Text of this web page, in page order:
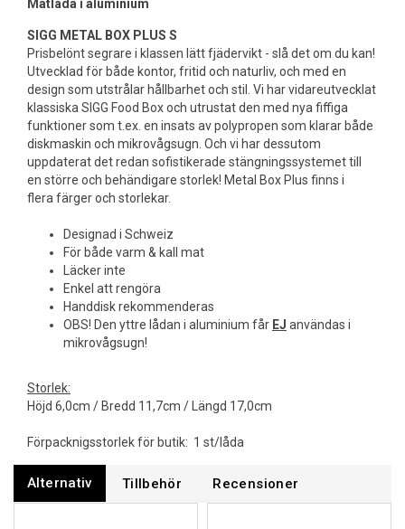
Matlåda i aluminium
SIGG METAL BOX PLUS S
Prisbelönt segrare i klassen lätt fjädervikt - slå det om du kan!
Utvecklad för både kontor, fritid och naturliv, och med en
design som utstrålar hållbarhet och stil. Vi har vidareutvecklat
klassiska SIGG Food Box och utrustat den med nya fiffiga
funktioner som t.ex. en insats av polypropen som klarar både
diskmaskin och mikrovågsugn. Och vi har dessutom
uppdaterat det redan sofistikerade stängningssystemet till
en större och behändigare storlek! Metal Box Plus finns i
flera färger och storlekar.
Designad i Schweiz
För både varm & kall mat
Läcker inte
Enkel att rengöra
Handdisk rekommenderas
OBS! Den yttre lådan i aluminium får EJ användas i
mikrovågsugn!
Storlek:
Höjd 6,0cm / Bredd 11,7cm / Längd 17,0cm
Förpacknigsstorlek för butik: 1 st/låda
Alternativ Tillbehör Recensioner